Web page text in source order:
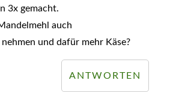
3x gemacht.
auch
nehmen und dafür mehr Käse?
ANTWORTEN